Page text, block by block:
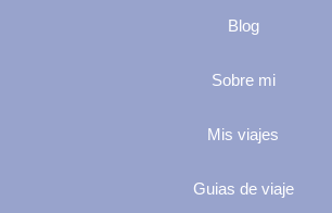
Blog
Sobre mi
Mis viajes
Guias de viaje